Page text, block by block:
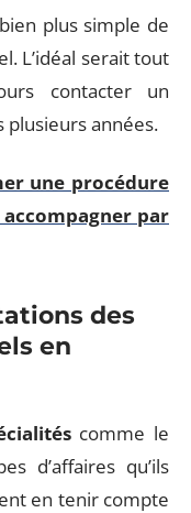
plus simple de
L’idéal serait tout
contacter un
plusieurs années.
une procédure
par
des
en
comme le
d’affaires qu’ils
en tenir compte